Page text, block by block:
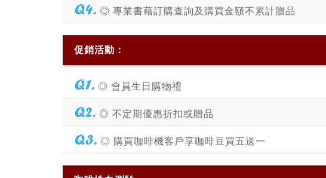
Q4. ◎ 專業書藉訂購查詢及購買金額不累計贈品
促銷活動：
Q1. ◎ 會員生日購物禮
Q2. ◎ 不定期優惠折扣或贈品
Q3. ◎ 購買咖啡機客戶享咖啡豆買五送一